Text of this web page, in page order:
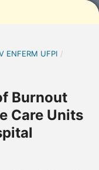
ENFERM UFPI /
Burnout
Care Units